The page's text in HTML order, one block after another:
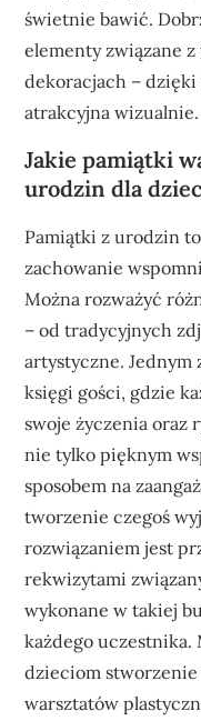
świetnie bawić.
elementy związane
dekoracjach – dzięki
atrakcyjna wizualnie.
Jakie pamiątki
urodzin dla
Pamiątki z urodzin to
zachowanie
Można rozważyć
– od tradycyjnych
artystyczne. Jednym
księgi gości, gdzie
swoje życzenia oraz
nie tylko pięknym
sposobem na
tworzenie czegoś
rozwiązaniem jest
rekwizytami
wykonane w takiej
każdego uczestnika.
dzieciom stworzenie
warsztatów